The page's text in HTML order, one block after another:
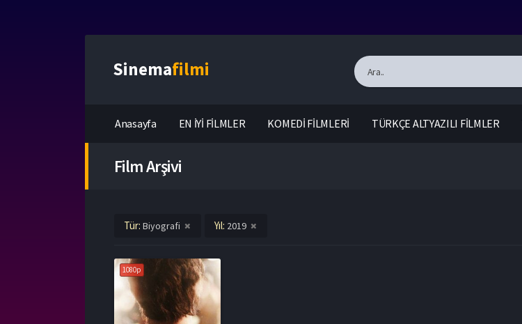
Sinemafilmi
Anasayfa EN İYİ FİLMLER KOMEDİ FİLMLERİ TÜRKÇE ALTYAZILI FİLMLER
Film Arşivi
Tür: Biyografi Yıl: 2019
1080p